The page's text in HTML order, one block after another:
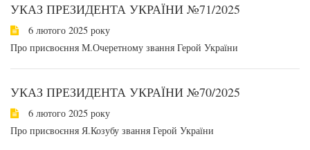
УКАЗ ПРЕЗИДЕНТА УКРАЇНИ №71/2025
6 лютого 2025 року
Про присвоєння М.Очеретному звання Герой України
УКАЗ ПРЕЗИДЕНТА УКРАЇНИ №70/2025
6 лютого 2025 року
Про присвоєння Я.Козубу звання Герой України